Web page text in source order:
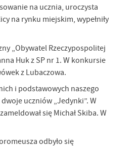
na ucznia, uroczysta
na rynku miejskim, wypełniły
„Obywatel Rzeczypospolitej
Huk z SP nr 1. W konkursie
z Lubaczowa.
i podstawowych naszego
uczniów „Jedynki”. W
się Michał Skiba. W
odbyło się